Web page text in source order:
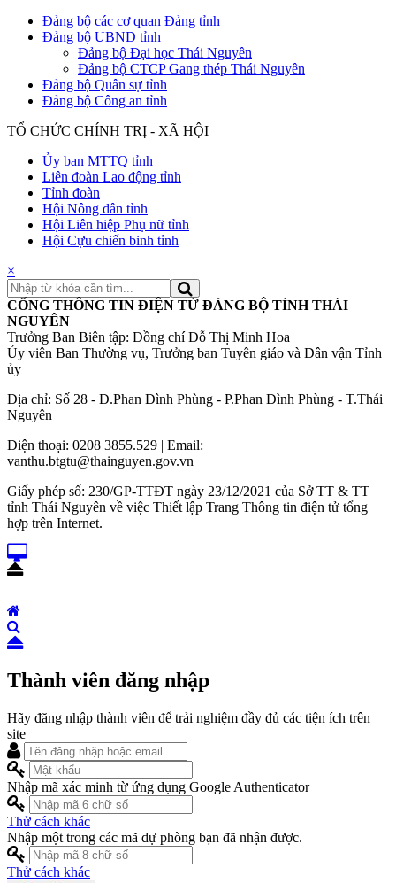
Đảng bộ các cơ quan Đảng tỉnh
Đảng bộ UBND tỉnh
Đảng bộ Đại học Thái Nguyên
Đảng bộ CTCP Gang thép Thái Nguyên
Đảng bộ Quân sự tỉnh
Đảng bộ Công an tỉnh
TỔ CHỨC CHÍNH TRỊ - XÃ HỘI
Ủy ban MTTQ tỉnh
Liên đoàn Lao động tỉnh
Tỉnh đoàn
Hội Nông dân tỉnh
Hội Liên hiệp Phụ nữ tỉnh
Hội Cựu chiến binh tỉnh
×
CỔNG THÔNG TIN ĐIỆN TỬ ĐẢNG BỘ TỈNH THÁI
NGUYÊN
Trưởng Ban Biên tập: Đồng chí Đỗ Thị Minh Hoa
Ủy viên Ban Thường vụ, Trưởng ban Tuyên giáo và Dân vận Tỉnh
ủy
Địa chỉ: Số 28 - Đ.Phan Đình Phùng - P.Phan Đình Phùng - T.Thái
Nguyên
Điện thoại: 0208 3855.529 | Email:
vanthu.btgtu@thainguyen.gov.vn
Giấy phép số: 230/GP-TTĐT ngày 23/12/2021 của Sở TT & TT
tỉnh Thái Nguyên về việc Thiết lập Trang Thông tin điện tử tổng
hợp trên Internet.
Thành viên đăng nhập
Hãy đăng nhập thành viên để trải nghiệm đầy đủ các tiện ích trên
site
Nhập mã xác minh từ ứng dụng Google Authenticator
Thử cách khác
Nhập một trong các mã dự phòng bạn đã nhận được.
Thử cách khác